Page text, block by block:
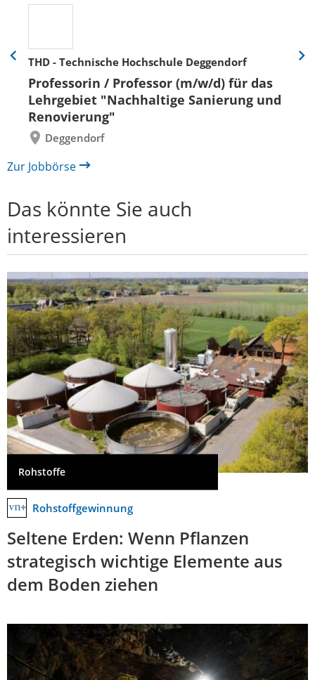
THD - Technische Hochschule Deggendorf
Professorin / Professor (m/w/d) für das
Lehrgebiet "Nachhaltige Sanierung und
Renovierung"
Deggendorf
Eine
zurück
Eine
Zur Jobbörse
Das könnte Sie auch
interessieren
Rohstoffe
Rohstoffgewinnung
Seltene Erden: Wenn Pflanzen
strategisch wichtige Elemente aus
dem Boden ziehen